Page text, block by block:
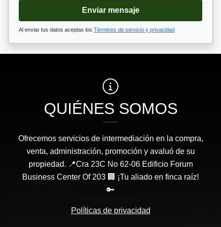
Enviar mensaje
Al enviar tus datos aceptas los Términos de servicio y privacidad
QUIÉNES SOMOS
Ofrecemos servicios de intermediación en la compra,
venta, administración, promoción y avaluó de su
propiedad. 📍Cra 23C No 62-06 Edificio Forum
Business Center Of 203 🏢 ¡Tu aliado en finca raíz!
🔑
Políticas de privacidad